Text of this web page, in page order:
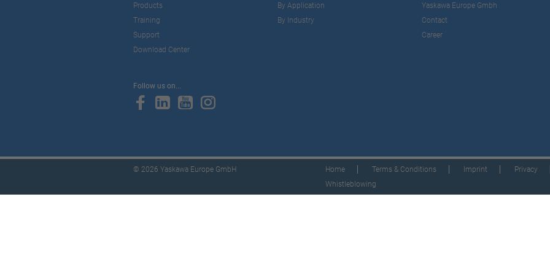
Products
Training
Support
Download Center
By Application
By Industry
Yaskawa Europe Gmbh
Contact
Career
Follow us on...
© 2026 Yaskawa Europe GmbH Home Terms & Conditions Imprint Privacy
Whistleblowing